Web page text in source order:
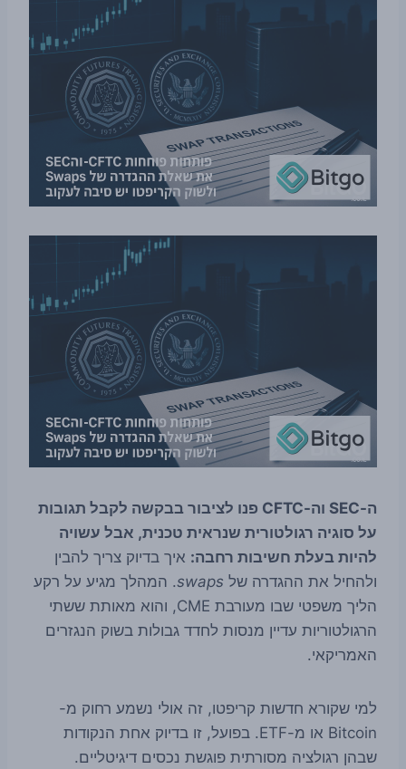
ה-SEC וה-CFTC פנו לציבור בבקשה לקבל תגובות
על סוגיה רגולטורית שנראית טכנית, אבל עשויה
להיות בעלת חשיבות רחבה: איך בדיוק צריך להבין
ולהחיל את ההגדרה של swaps. המהלך מגיע על רקע
הליך משפטי שבו מעורבת CME, והוא מאותת ששתי
הרגולטוריות עדיין מנסות לחדד גבולות בשוק הנגזרים
האמריקאי.
למי שקורא חדשות קריפטו, זה אולי נשמע רחוק מ-
Bitcoin או מ-ETF. בפועל, זו בדיוק אחת הנקודות
שבהן רגולציה מסורתית פוגשת נכסים דיגיטליים.